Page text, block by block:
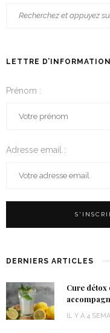
LETTRE D’INFORMATION
Prénom :
Adresse email :
DERNIERS ARTICLES
Cure
IL Y A 4